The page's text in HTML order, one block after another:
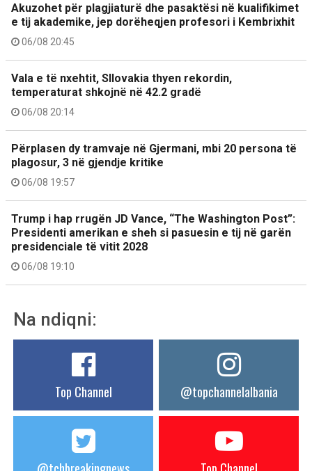
Akuzohet për plagjiaturë dhe pasaktësi në kualifikimet
e tij akademike, jep dorëheqjen profesori i Kembrixhit
06/08 20:45
Vala e të nxehtit, Sllovakia thyen rekordin,
temperaturat shkojnë në 42.2 gradë
06/08 20:14
Përplasen dy tramvaje në Gjermani, mbi 20 persona të
plagosur, 3 në gjendje kritike
06/08 19:57
Trump i hap rrugën JD Vance, “The Washington Post”:
Presidenti amerikan e sheh si pasuesin e tij në garën
presidenciale të vitit 2028
06/08 19:10
Na ndiqni:
Top Channel @topchannelalbania